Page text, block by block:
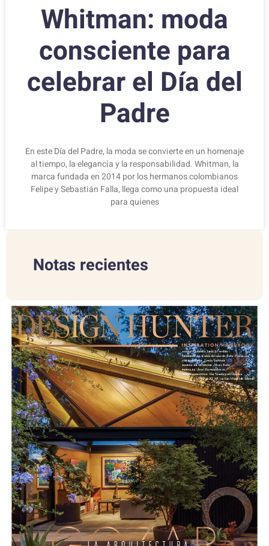
Whitman: moda
consciente para
celebrar el Día del
Padre
En este Día del Padre, la moda se convierte en un homenaje
al tiempo, la elegancia y la responsabilidad. Whitman, la
marca fundada en 2014 por los hermanos colombianos
Felipe y Sebastián Falla, llega como una propuesta ideal
para quienes
Notas recientes